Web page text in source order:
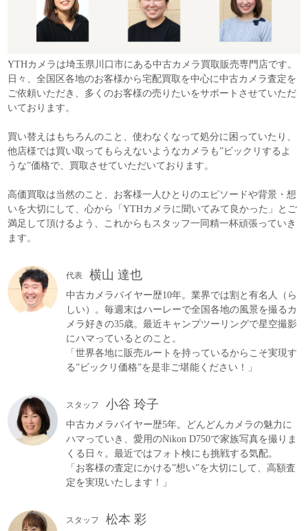
YTHカメラは埼玉県川口市にある中古カメラ買取販売専門店です。
日々、全国区各地のお客様から宅配買取を中心に中古カメラ査定を
ご依頼いただき、多くのお客様の売りたいをサポートさせていただ
いております。
買い替えはもちろんのこと、使わなくなって処分に困っていたり、
他店様では買い取ってもらえないようなカメラも”ビックリするよ
うな”価格で、買取させていただいております。
高価買取は当然のこと、お客様一人ひとりのエピソードや背景・想
いを大切にして、心から「YTHカメラに聞いてみて良かった」とご
満足して頂けるよう、これからもスタッフ一同精一杯頑張っていき
ます。
代表 横山 達也
中古カメラバイヤー歴10年。業界では割と有名人（ら
しい）。毎週末はハーレーで全国各地の風景を撮るカ
メラ好きの35歳。最近キャンプツーリングで星空撮影
にハマっているとのこと。
「世界各地に販売ルートを持っているからこそ実現す
る”ビックリ価格”を是非ご堪能ください！」
スタッフ 小谷 玲子
中古カメラバイヤー歴5年。どんどんカメラの魅力に
ハマっていき、愛用のNikon D750で家族写真を撮りま
くる日々。最近ではフォト検にも挑戦する気配。
「お客様の査定にかける”想い”を大切にして、高額査
定を実現いたします！」
スタッフ 松本 彩